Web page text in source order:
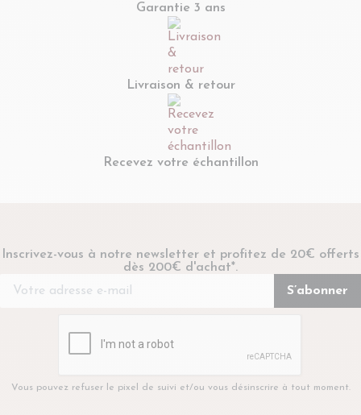
Garantie 3 ans
Livraison & retour
Recevez votre échantillon
Inscrivez-vous à notre newsletter et profitez de 20€ offerts
dès 200€ d'achat*.
Vous pouvez refuser le pixel de suivi et/ou vous désinscrire à tout moment.